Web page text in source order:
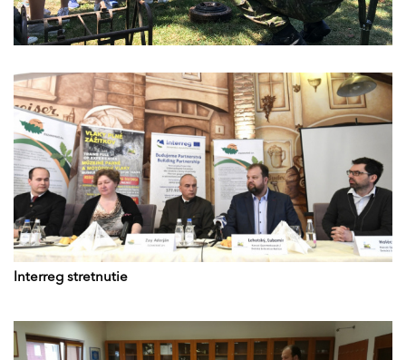
Interreg stretnutie